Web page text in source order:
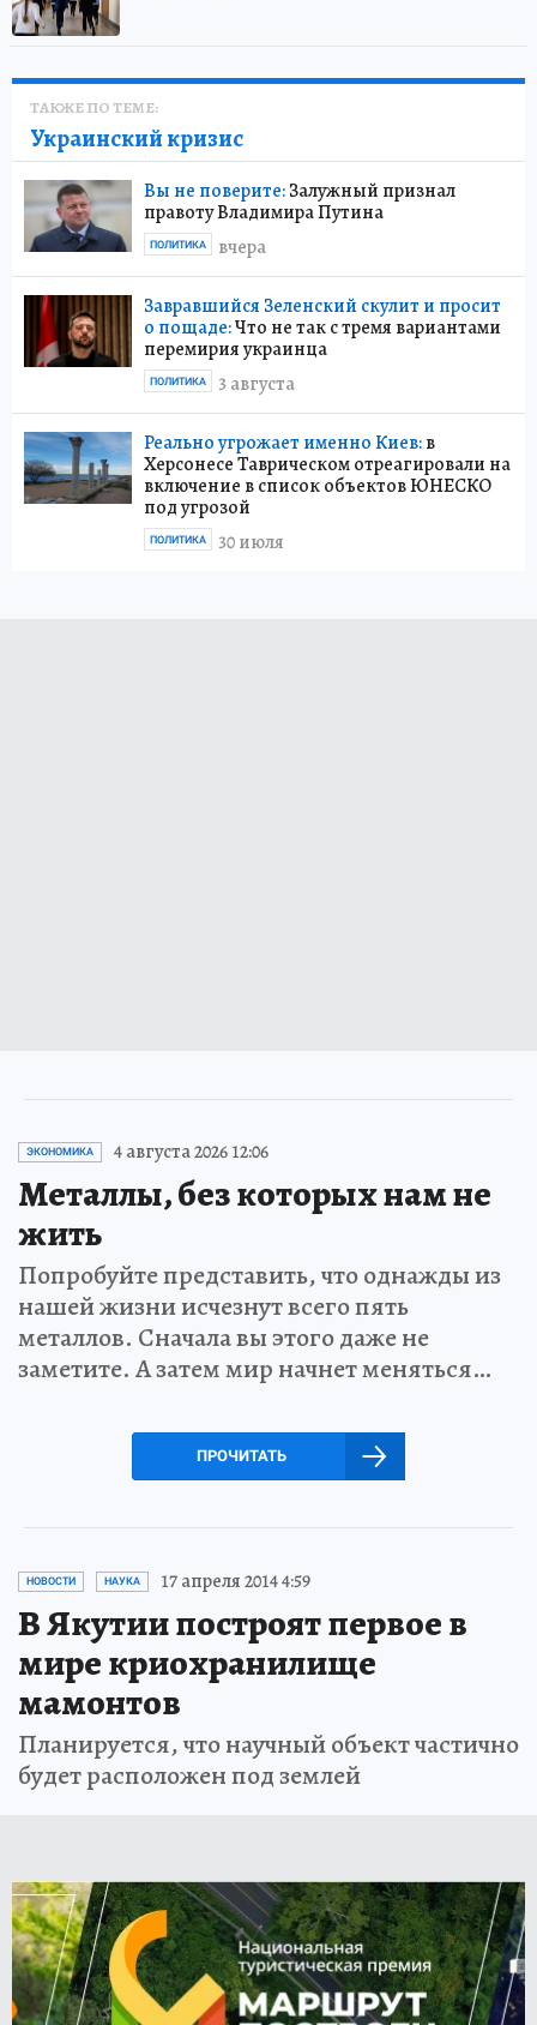
ТАКЖЕ ПО ТЕМЕ:
Украинский кризис
Вы не поверите:Залужный признал
правоту Владимира Путина
вчера
ПОЛИТИКА
Завравшийся Зеленский скулит и просит
о пощаде:Что не так с тремя вариантами
перемирия украинца
3 августа
ПОЛИТИКА
Реально угрожает именно Киев:в
Херсонесе Таврическом отреагировали на
включение в список объектов ЮНЕСКО
под угрозой
30 июля
ПОЛИТИКА
ЭКОНОМИКА 4 августа 2026 12:06
Металлы, без которых нам не
жить
Попробуйте представить, что однажды из
нашей жизни исчезнут всего пять
металлов. Сначала вы этого даже не
заметите. А затем мир начнет меняться…
ПРОЧИТАТЬ
НОВОСТИ НАУКА 17 апреля 2014 4:59
В Якутии построят первое в
мире криохранилище
мамонтов
Планируется, что научный объект частично
будет расположен под землей